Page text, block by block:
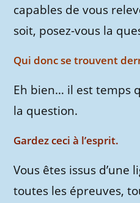
capables de vous
soit, posez-vous la
Qui donc se trouvent
Eh bien… il est temps
la question.
Gardez ceci à l’esprit.
Vous êtes issus d’une
toutes les épreuves,